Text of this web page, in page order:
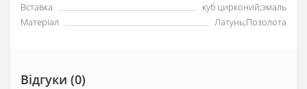
Вставка
куб цирконий;эмаль
Матеріал
Латунь;Позолота
Відгуки (0)